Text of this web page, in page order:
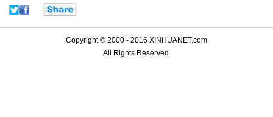
Copyright © 2000 - 2016 XINHUANET.com
All Rights Reserved.